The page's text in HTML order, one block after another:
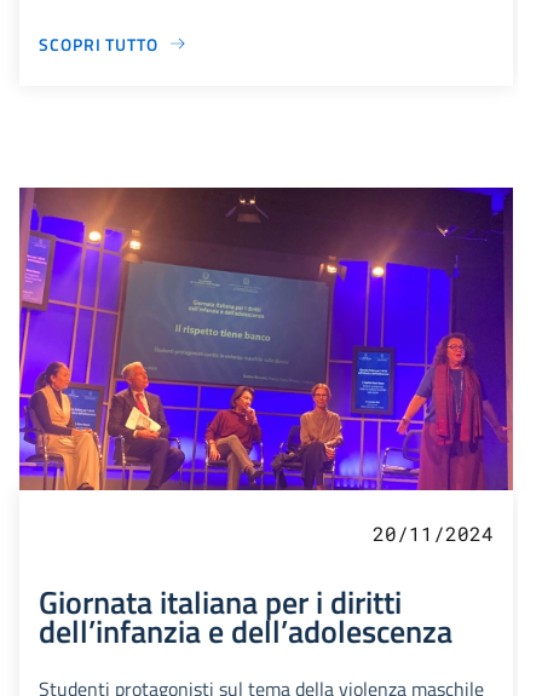
SCOPRI TUTTO
20/11/2024
Giornata italiana per i diritti
dell’infanzia e dell’adolescenza
Studenti protagonisti sul tema della violenza maschile